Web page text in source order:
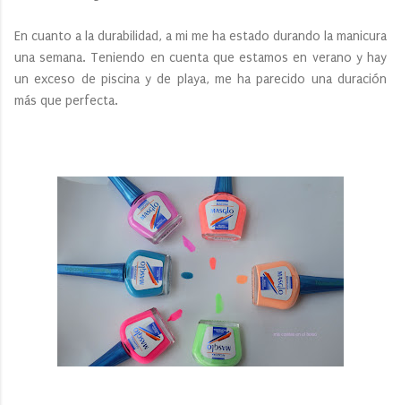
En cuanto a la durabilidad, a mi me ha estado durando la manicura
una semana. Teniendo en cuenta que estamos en verano y hay
un exceso de piscina y de playa, me ha parecido una duración
más que perfecta.